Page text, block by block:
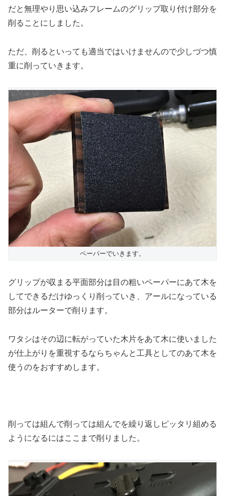
だと無理やり思い込みフレームのグリップ取り付け部分を
削ることにしました。
ただ、削るといっても適当ではいけませんので少しづつ慎
重に削っていきます。
ペーパーでいきます。
グリップが収まる平面部分は目の粗いペーパーにあて木を
してできるだけゆっくり削っていき、アールになっている
部分はルーターで削ります。
ワタシはその辺に転がっていた木片をあて木に使いました
が仕上がりを重視するならちゃんと工具としてのあて木を
使うのをおすすめします。
削っては組んで削っては組んでを繰り返しピッタリ組める
ようになるにはここまで削りました。